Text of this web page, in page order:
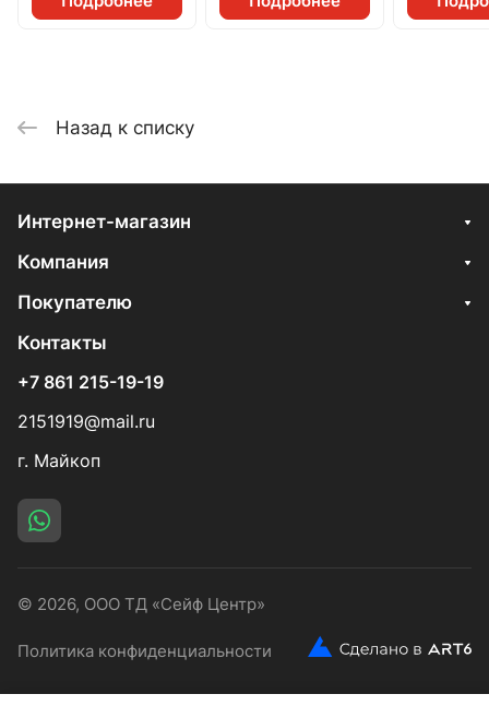
Назад к списку
Интернет-магазин
Компания
Покупателю
Контакты
+7 861 215-19-19
2151919@mail.ru
г. Майкоп
© 2026, ООО ТД «Сейф Центр»
Политика конфиденциальности